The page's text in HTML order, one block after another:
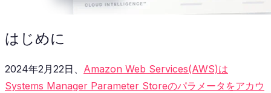
はじめに
2024年2月22日、 Amazon Web Services(AWS)は
Systems Manager Parameter Storeのパラメータをアカウ